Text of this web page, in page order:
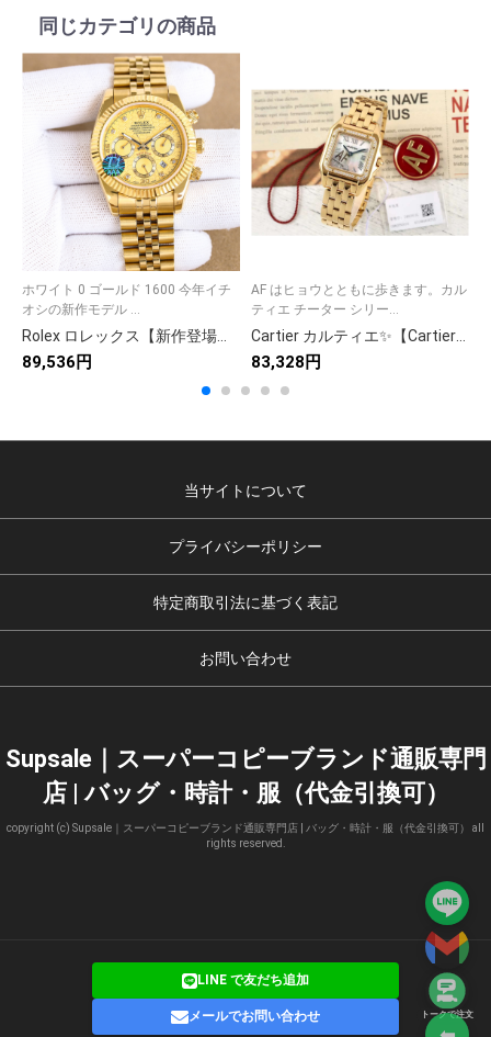
トークで注文
同じカテゴリの商品
ホワイト 0 ゴールド 1600 今年イチ
オシの新作モデル ...
Rolex ロレックス【新作登場】139 モデル✨ 高品質素材使用🎀 9点画像付き📸 今すぐチェック💖 おすすめアイテム🌟
89,536円
AF はヒョウとともに歩きます。カル
ティエ チーター シリー...
Cartier カルティエ✨【Cartier】✨ 高級腕時計⌚️ 大人気モデル💎 ラグジュアリー ギフトに最適🎁 9点画像で詳細確認🥂
83,328円
当サイトについて
プライバシーポリシー
特定商取引法に基づく表記
お問い合わせ
Supsale｜スーパーコピーブランド通販専門
店 | バッグ・時計・服（代金引換可）
copyright (c) Supsale｜スーパーコピーブランド通販専門店 | バッグ・時計・服（代金引換可） all
rights reserved.
LINE で友だち追加
メールでお問い合わせ